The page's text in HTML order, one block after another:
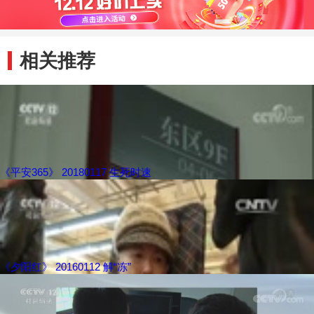
相关推荐
《平安365》 20180117 生死时速
《夕阳红》 20160112 解“冻”